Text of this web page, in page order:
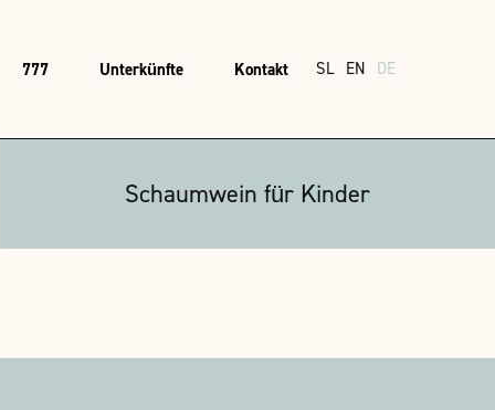
777 Unterkünfte Kontakt SL EN DE
Schaumwein für Kinder